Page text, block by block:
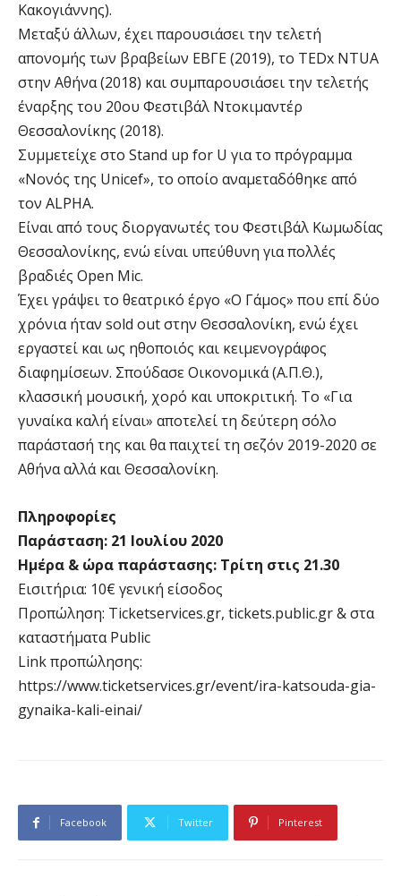
Κακογιάννης).
Μεταξύ άλλων, έχει παρουσιάσει την τελετή
απονομής των βραβείων ΕΒΓΕ (2019), το TEDx NTUA
στην Αθήνα (2018) και συμπαρουσιάσει την τελετής
έναρξης του 20ου Φεστιβάλ Ντοκιμαντέρ
Θεσσαλονίκης (2018).
Συμμετείχε στο Stand up for U για το πρόγραμμα
«Νονός της Unicef», το οποίο αναμεταδόθηκε από
τον ALPHA.
Είναι από τους διοργανωτές του Φεστιβάλ Κωμωδίας
Θεσσαλονίκης, ενώ είναι υπεύθυνη για πολλές
βραδιές Open Mic.
Έχει γράψει το θεατρικό έργο «Ο Γάμος» που επί δύο
χρόνια ήταν sold out στην Θεσσαλονίκη, ενώ έχει
εργαστεί και ως ηθοποιός και κειμενογράφος
διαφημίσεων. Σπούδασε Οικονομικά (Α.Π.Θ.),
κλασσική μουσική, χορό και υποκριτική. Το «Για
γυναίκα καλή είναι» αποτελεί τη δεύτερη σόλο
παράστασή της και θα παιχτεί τη σεζόν 2019-2020 σε
Αθήνα αλλά και Θεσσαλονίκη.
Πληροφορίες
Παράσταση: 21 Ιουλίου 2020
Ημέρα & ώρα παράστασης: Τρίτη στις 21.30
Εισιτήρια: 10€ γενική είσοδος
Προπώληση: Ticketservices.gr, tickets.public.gr & στα
καταστήματα Public
Link προπώλησης:
https://www.ticketservices.gr/event/ira-katsouda-gia-
gynaika-kali-einai/
Facebook Twitter Pinterest